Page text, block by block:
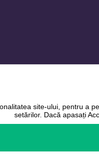
site-ului, pentru a
setărilor. Dacă apasați